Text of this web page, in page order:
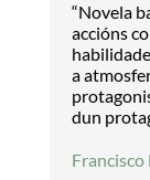
“Novela
accións
a
dun
Francisco